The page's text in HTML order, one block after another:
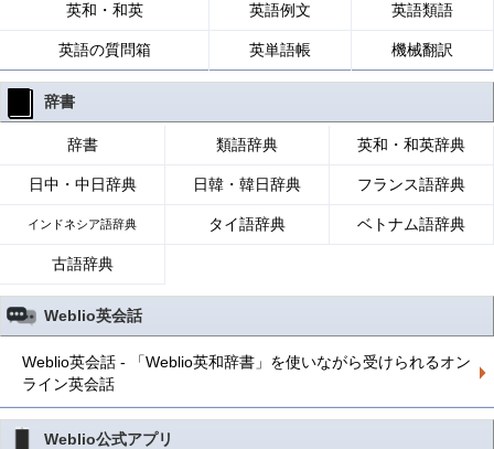
英和・和英 英語例文 英語類語
英語の質問箱 英単語帳 機械翻訳
辞書
辞書 類語辞典 英和・和英辞典
日中・中日辞典 日韓・韓日辞典 フランス語辞典
インドネシア語辞典 タイ語辞典 ベトナム語辞典
古語辞典
Weblio英会話
Weblio英会話 - 「Weblio英和辞書」を使いながら受けられるオン
ライン英会話
Weblio公式アプリ